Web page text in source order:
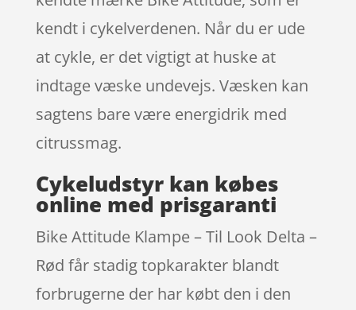
kendt i cykelverdenen. Når du er ude
at cykle, er det vigtigt at huske at
indtage væske undevejs. Væsken kan
sagtens bare være energidrik med
citrussmag.
Cykeludstyr kan købes
online med prisgaranti
Bike Attitude Klampe – Til Look Delta –
Rød får stadig topkarakter blandt
forbrugerne der har købt den i den